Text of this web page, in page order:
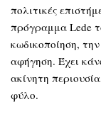
πολιτικές
πρόγραμμα Lede
κωδικοποίηση,
αφήγηση. Έχει
ακίνητη
φύλο.